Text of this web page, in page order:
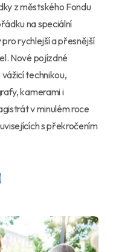
z městského Fondu
na speciální
rychlejší a přesnější
Nové pojízdné
technikou,
kamerami i
v minulém roce
s překročením